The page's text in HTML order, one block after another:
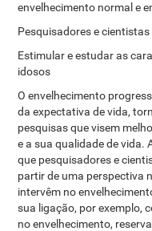
envelhecimento normal e
Pesquisadores e cientistas
Estimular e estudar as
idosos
O envelhecimento
da expectativa de vida,
pesquisas que visem
e a sua qualidade de vida.
que pesquisadores e
partir de uma perspectiva
intervêm no
sua ligação, por exemplo,
no envelhecimento,